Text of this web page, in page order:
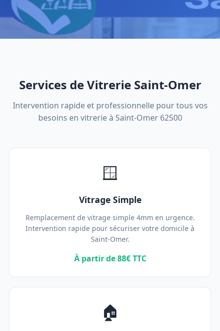
Services de Vitrerie Saint-Omer
Intervention rapide et professionnelle pour tous vos
besoins en vitrerie à Saint-Omer 62500
🪟
Vitrage Simple
Remplacement de vitrage simple 4mm en urgence.
Intervention rapide pour sécuriser votre domicile à
Saint-Omer.
À partir de 88€ TTC
🏠